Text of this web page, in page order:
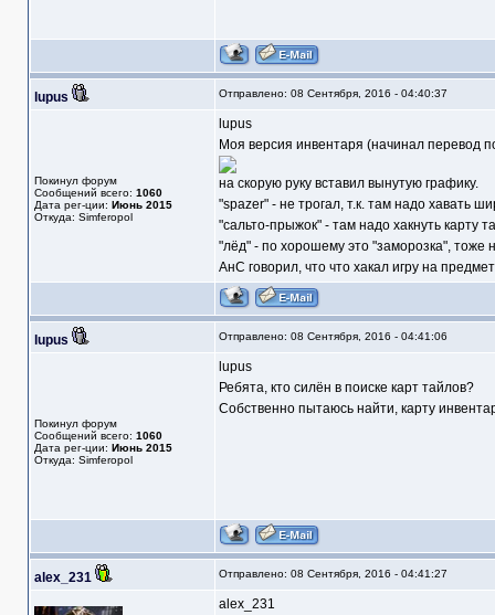
lupus Отправлено: 08 Сентября, 2016 - 04:40:37
Покинул форум
Сообщений всего: 1060
Дата рег-ции: Июнь 2015
Откуда: Simferopol
lupus
Моя версия инвентаря (начинал перевод
на скорую руку вставил вынутую графику.
"spazer" - не трогал, т.к. там надо хавать
"сальто-прыжок" - там надо хакнуть карту
"лёд" - по хорошему это "заморозка", тоже
АнС говорил, что что хакал игру на
lupus Отправлено: 08 Сентября, 2016 - 04:41:06
Покинул форум
Сообщений всего: 1060
Дата рег-ции: Июнь 2015
Откуда: Simferopol
lupus
Ребята, кто силён в поиске карт тайлов?
Собственно пытаюсь найти, карту
alex_231 Отправлено: 08 Сентября, 2016 - 04:41:27
alex_231